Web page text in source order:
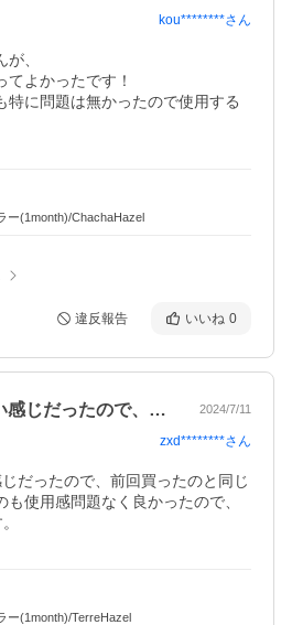
kou********さん
、
よかったです！
特に問題は無かったので使用する
ー(1month)/ChachaHazel
違反報告 いいね 0
このカラーが1番いい感じだったので、前… 2024/7/11
zxd********さん
だったので、前回買ったのと同じ
使用感問題なく良かったので、
ー(1month)/TerreHazel